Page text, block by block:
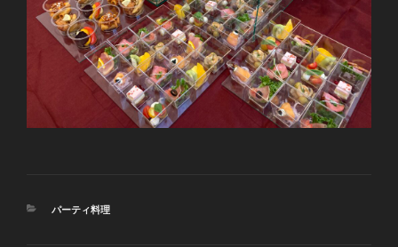
カ
パーティ料理